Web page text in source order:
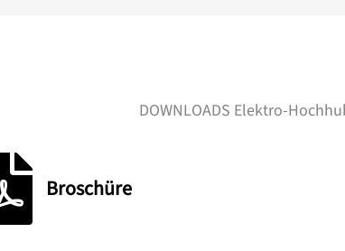
DOWNLOADS Elektro-
Elektro Hochubwagen WS12M
Broschüre